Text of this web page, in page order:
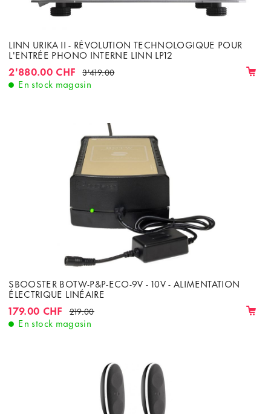
LINN URIKA II - RÉVOLUTION TECHNOLOGIQUE POUR
L'ENTRÉE PHONO INTERNE LINN LP12
2'880.00 CHF 3'419.00
En stock magasin
SBOOSTER BOTW-P&P-ECO-9V - 10V - ALIMENTATION
ÉLECTRIQUE LINÉAIRE
179.00 CHF 219.00
En stock magasin